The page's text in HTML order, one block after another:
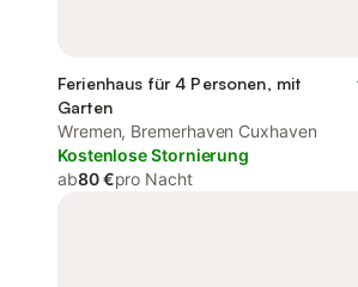
Ferienhaus für 4 Personen, mit
Garten
Wremen, Bremerhaven Cuxhaven
Kostenlose Stornierung
ab80 €pro Nacht